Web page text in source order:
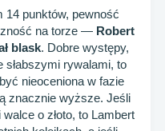
punktów, pewność
na torze — Robert
blask. Dobre występy,
słabszymi rywalami, to
nieoceniona w fazie
znacznie wyższe. Jeśli
o złoto, to Lambert